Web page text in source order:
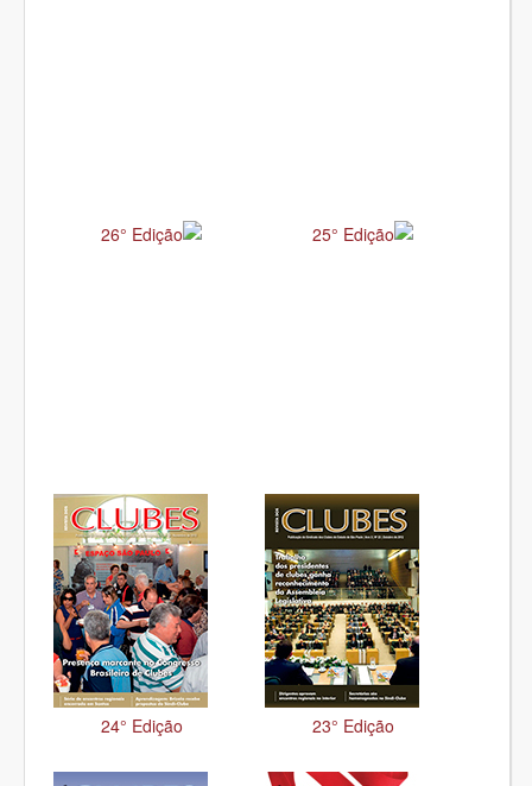
26° Edição 25° Edição
24° Edição 23° Edição